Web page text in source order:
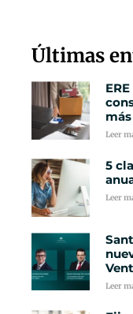
Últimas
Leer
5
Leer
Leer